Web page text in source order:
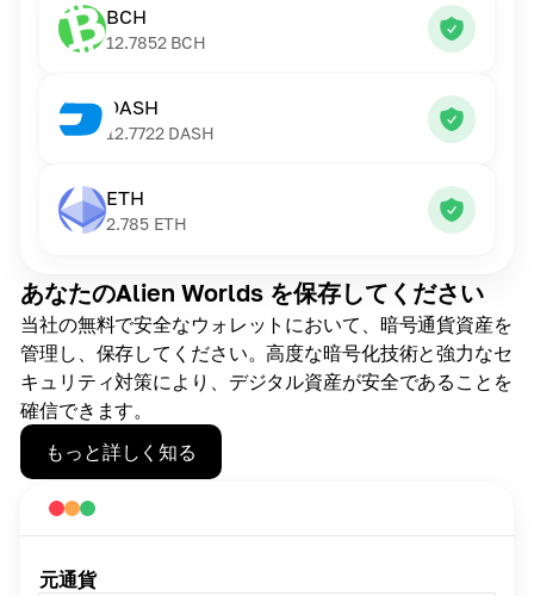
あなたのAlien Worlds を保存してください
当社の無料で安全なウォレットにおいて、暗号通貨資産を
管理し、保存してください。高度な暗号化技術と強力なセ
キュリティ対策により、デジタル資産が安全であることを
確信できます。
もっと詳しく知る
BCH
12.7852 BCH
DASH
12.7722 DASH
ETH
2.785 ETH
元通貨